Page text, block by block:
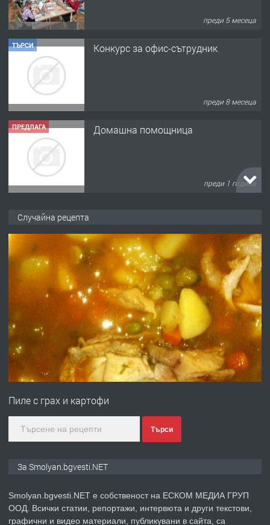
преди 5 месеца
ТЪРСИ Конкурс за офис-сътрудник
преди 8 месеца
ПРЕДЛАГА Домашна помощница
преди 1 година
преди 2 години
ПРЕДЛАГА
УДЪЛЖАВАНЕ НА ЧОВЕШКИЯТ
ЖИВОТ И ПОДОБРЯВАНЕ НА
НЕГОВОТО КАЧЕСТВО
преди 2 години
ПРЕДЛАГА Имот в Северна Гърция, до Кавала
преди 2 години
Случайна рецепта
Пиле с грах и картофи
Търси
За Smolyan.bgvesti.NET
Smolyan.bgvesti.NET е собственост на ЕСКОМ МЕДИА ГРУП
ООД. Всички статии, репортажи, интервюта и други текстови,
графични и видео материали, публикувани в сайта, са